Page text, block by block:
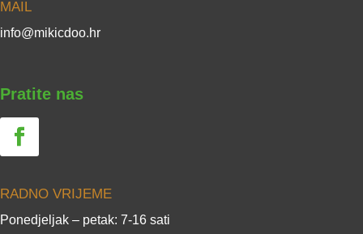
MAIL
info@mikicdoo.hr
Pratite nas
RADNO VRIJEME
Ponedjeljak – petak: 7-16 sati